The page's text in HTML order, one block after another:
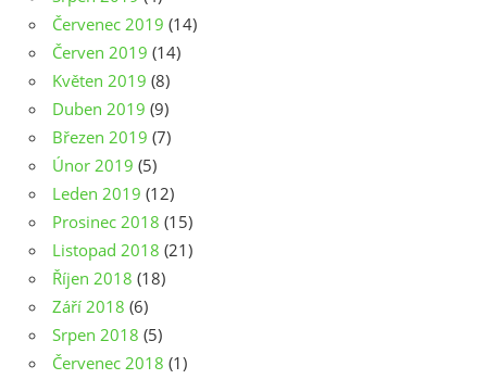
Červenec 2019 (14)
Červen 2019 (14)
Květen 2019 (8)
Duben 2019 (9)
Březen 2019 (7)
Únor 2019 (5)
Leden 2019 (12)
Prosinec 2018 (15)
Listopad 2018 (21)
Říjen 2018 (18)
Září 2018 (6)
Srpen 2018 (5)
Červenec 2018 (1)